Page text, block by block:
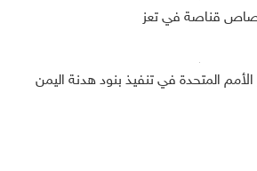
قناصة في تعز
المتحدة في تنفيذ بنود هدنة اليمن